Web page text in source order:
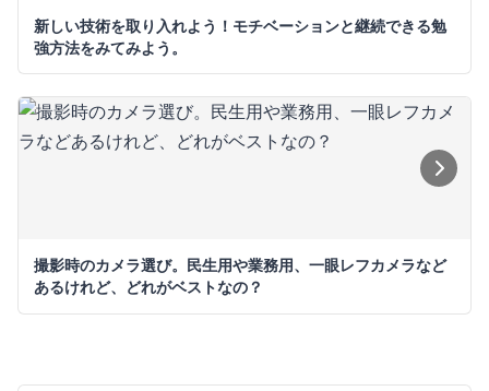
新しい技術を取り入れよう！モチベーションと継続できる勉
強方法をみてみよう。
撮影時のカメラ選び。民生用や業務用、一眼レフカメラなど
あるけれど、どれがベストなの？